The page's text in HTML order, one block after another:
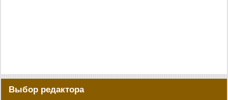
Выбор редактора